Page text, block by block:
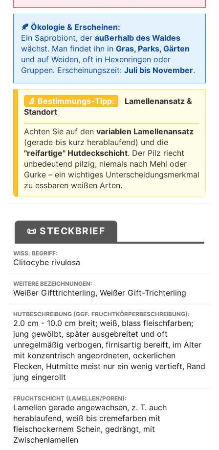
🍂 Ökologie & Erscheinen:
Ein Saprobiont, der außerhalb des Waldes
wächst. Man findet ihn in Gras, Parks, Gärten
und auf Weiden, oft in Hexenringen oder
Gruppen. Erscheinungszeit: Juli bis November.
🔬 Bestimmungs-Tipp:
Lamellenansatz &
Standort
Achten Sie auf den variablen Lamellenansatz
(gerade bis kurz herablaufend) und die
"reifartige" Hutdeckschicht. Der Pilz riecht
unbedeutend pilzig, niemals nach Mehl oder
Gurke – ein wichtiges Unterscheidungsmerkmal
zu essbaren weißen Arten.
📜 STECKBRIEF
WISS. BEGRIFF:
Clitocybe rivulosa
WEITERE BEZEICHNUNGEN:
Weißer Gifttrichterling, Weißer Gift-Trichterling
HUTBESCHREIBUNG (GGF. FRUCHTKÖRPERBESCHREIBUNG):
2.0 cm - 10.0 cm breit; weiß, blass fleischfarben;
jung gewölbt, später ausgebreitet und oft
unregelmäßig verbogen, firnisartig bereift, im Alter
mit konzentrisch angeordneten, ockerlichen
Flecken, Hutmitte meist nur ein wenig vertieft, Rand
jung eingerollt
FRUCHTSCHICHT (LAMELLEN/POREN):
Lamellen gerade angewachsen, z. T. auch
herablaufend, weiß bis cremefarben mit
fleischockernem Schein, gedrängt, mit
Zwischenlamellen